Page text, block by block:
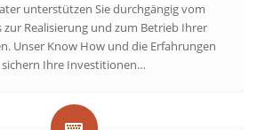
unterstützen Sie durchgängig vom
zur Realisierung und zum Betrieb Ihrer
Unser Know How und die Erfahrungen
sichern Ihre Investitionen…